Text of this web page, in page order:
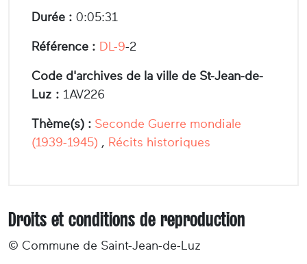
Durée : 0:05:31
Référence : DL-9-2
Code d'archives de la ville de St-Jean-de-
Luz : 1AV226
Thème(s) : Seconde Guerre mondiale
(1939-1945) , Récits historiques
Droits et conditions de reproduction
© Commune de Saint-Jean-de-Luz